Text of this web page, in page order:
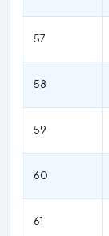
57
58
59
60
61